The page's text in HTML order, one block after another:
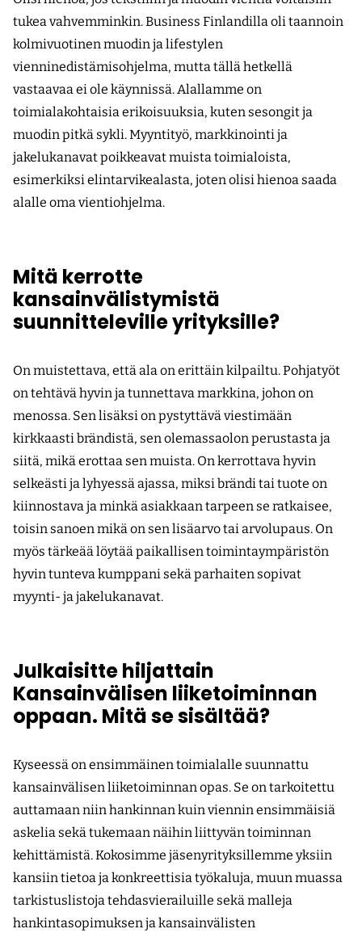
tukea vahvemminkin. Business Finlandilla oli taannoin
kolmivuotinen muodin ja lifestylen
vienninedistämisohjelma, mutta tällä hetkellä
vastaavaa ei ole käynnissä. Alallamme on
toimialakohtaisia erikoisuuksia, kuten sesongit ja
muodin pitkä sykli. Myyntityö, markkinointi ja
jakelukanavat poikkeavat muista toimialoista,
esimerkiksi elintarvikealasta, joten olisi hienoa saada
alalle oma vientiohjelma.
Mitä kerrotte
kansainvälistymistä
suunnitteleville yrityksille?
On muistettava, että ala on erittäin kilpailtu. Pohjatyöt
on tehtävä hyvin ja tunnettava markkina, johon on
menossa. Sen lisäksi on pystyttävä viestimään
kirkkaasti brändistä, sen olemassaolon perustasta ja
siitä, mikä erottaa sen muista. On kerrottava hyvin
selkeästi ja lyhyessä ajassa, miksi brändi tai tuote on
kiinnostava ja minkä asiakkaan tarpeen se ratkaisee,
toisin sanoen mikä on sen lisäarvo tai arvolupaus. On
myös tärkeää löytää paikallisen toimintaympäristön
hyvin tunteva kumppani sekä parhaiten sopivat
myynti- ja jakelukanavat.
Julkaisitte hiljattain
Kansainvälisen liiketoiminnan
oppaan. Mitä se sisältää?
Kyseessä on ensimmäinen toimialalle suunnattu
kansainvälisen liiketoiminnan opas. Se on tarkoitettu
auttamaan niin hankinnan kuin viennin ensimmäisiä
askelia sekä tukemaan näihin liittyvän toiminnan
kehittämistä. Kokosimme jäsenyrityksillemme yksiin
kansiin tietoa ja konkreettisia työkaluja, muun muassa
tarkistuslistoja tehdasvierailuille sekä malleja
hankintasopimuksen ja kansainvälisten